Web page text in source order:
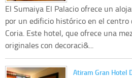
El Sumaiya El Palacio ofrece un
por un edificio histórico en el centro
Coria. Este hotel, que ofrece una
originales con decoraci&...
Atiram Gran Hotel